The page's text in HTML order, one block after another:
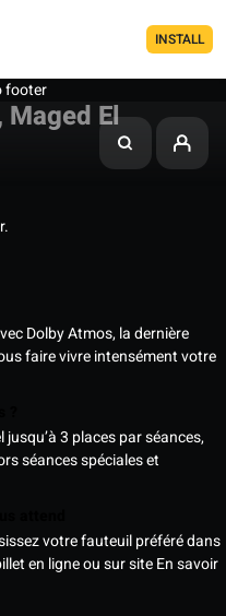
INSTALL
footer
Maged El
Dolby Atmos, la dernière
faire vivre intensément votre
3 places par séances,
séances spéciales et
votre fauteuil préféré dans
en ligne ou sur siteEn savoir